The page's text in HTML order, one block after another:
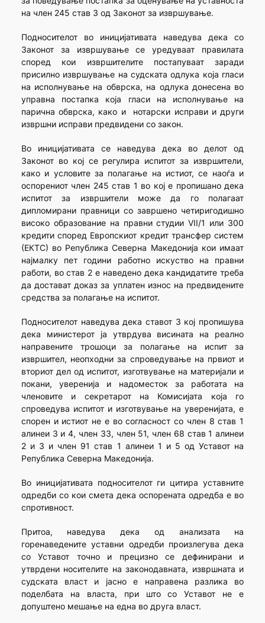
на член 245 став 3 од Законот за извршување.
Подносителот во иницијативата наведува дека со
Законот за извршување се уредуваат правилата
според кои извршителите постапуваат заради
присилно извршување на судската одлука која гласи
на исполнување на обврска, на одлука донесена во
управна постапка која гласи на исполнување на
парична обврска, како и нотарски исправи и други
извршни исправи предвидени со закон.
Во иницијативата се наведува дека во делот од
Законот во кој се регулира испитот за извршители,
како и условите за полагање на истиот, се наоѓа и
оспорениот член 245 став 1 во кој е пропишано дека
испитот за извршители може да го полагаат
диплoмирани правници со завршено четиригодишно
високо образование на правни студии VII/1 или 300
кредити според Европскиот кредит трансфер систем
(ЕКТС) во Република Северна Македонија кои имаат
најмалку пет години работно искуство на правни
работи, во став 2 е наведено дека кандидатите треба
да достават доказ за уплатен износ на предвидените
средства за полагање на испитот.
Подносителот наведува дека ставот 3 кој пропишува
дека министерот ја утврдува висината на реално
направените трошоци за полагање на испит за
извршител, неопходни за спроведување на првиот и
вториот дел од испитот, изготвување на материјали и
покани, уверенија и надоместок за работата на
членовите и секретарот на Комисијата која го
спроведува испитот и изготвување на уверенијата, е
спорен и истиот не е во согласност со член 8 став 1
алинеи 3 и 4, член 33, член 51, член 68 став 1 алинеи
2 и 3 и член 91 став 1 алинеи 1 и 5 од Уставот на
Република Северна Македонија.
Во иницијативата подносителот ги цитира уставните
одредби со кои смета дека оспорената одредба е во
спротивност.
Притоа, наведува дека од анализата на
горенаведените уставни одредби произлегува дека
со Уставот точно и прецизно се дефинирани и
утврдени носителите на законодавната, извршната и
судската власт и јасно е направена разлика во
поделбата на власта, при што со Уставот не е
допуштено мешање на една во друга власт.